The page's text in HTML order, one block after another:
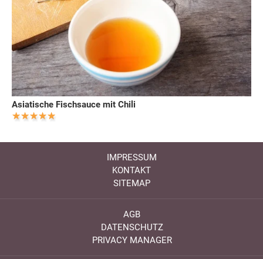
Asiatische Fischsauce mit Chili
IMPRESSUM
KONTAKT
SITEMAP
AGB
DATENSCHUTZ
PRIVACY MANAGER